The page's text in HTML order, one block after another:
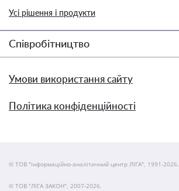
Усі рішення і продукти
Співробітництво
Умови використання сайту
Політика конфіденційності
© ТОВ "інформаційно-аналітичний центр ЛІГА", 1991-2026.
© ТОВ "ЛІГА ЗАКОН", 2007-2026.